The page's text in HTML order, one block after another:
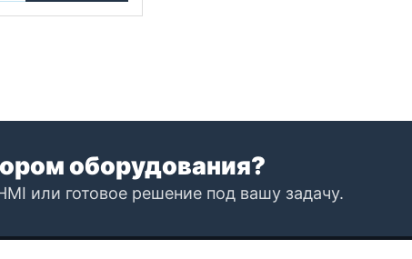
оборудования?
или готовое решение под вашу задачу.